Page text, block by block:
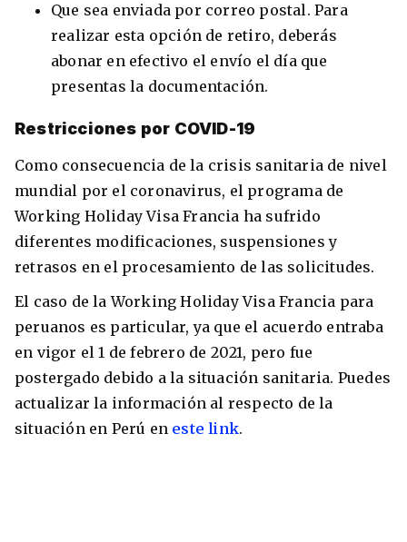
Que sea enviada por correo postal. Para
realizar esta opción de retiro, deberás
abonar en efectivo el envío el día que
presentas la documentación.
Restricciones por COVID-19
Como consecuencia de la crisis sanitaria de nivel
mundial por el coronavirus, el programa de
Working Holiday Visa Francia ha sufrido
diferentes modificaciones, suspensiones y
retrasos en el procesamiento de las solicitudes.
El caso de la Working Holiday Visa Francia para
peruanos es particular, ya que el acuerdo entraba
en vigor el 1 de febrero de 2021, pero fue
postergado debido a la situación sanitaria. Puedes
actualizar la información al respecto de la
situación en Perú en este link.